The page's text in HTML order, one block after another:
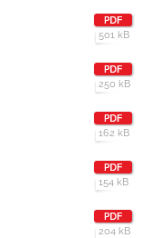
501 kB
250 kB
162 kB
154 kB
204 kB